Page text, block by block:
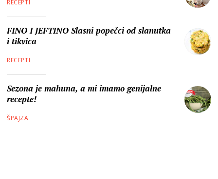
RECEPTI
FINO I JEFTINO Slasni popečci od slanutka
i tikvica
RECEPTI
Sezona je mahuna, a mi imamo genijalne
recepte!
ŠPAJZA